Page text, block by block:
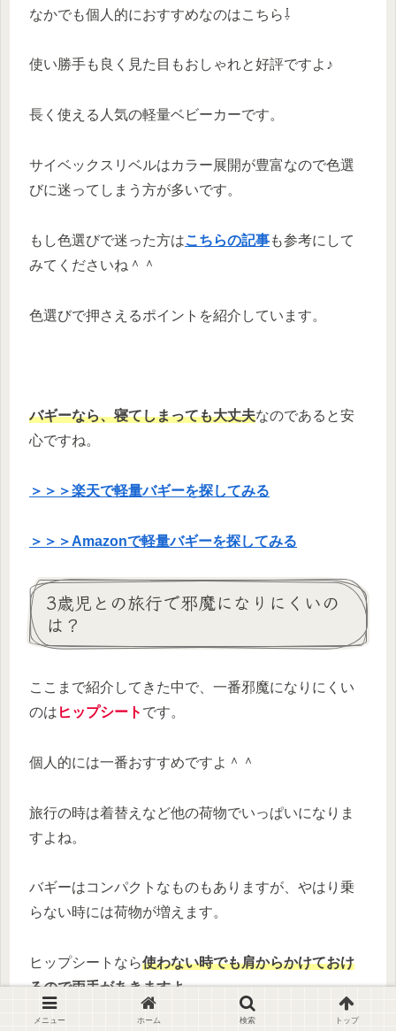
なかでも個人的におすすめなのはこちら⇩
使い勝手も良く見た目もおしゃれと好評ですよ♪
長く使える人気の軽量ベビーカーです。
サイベックスリベルはカラー展開が豊富なので色選
びに迷ってしまう方が多いです。
もし色選びで迷った方はこちらの記事も参考にして
みてくださいね＾＾
色選びで押さえるポイントを紹介しています。
バギーなら、寝てしまっても大丈夫なのであると安
心ですね。
＞＞＞楽天で軽量バギーを探してみる
＞＞＞Amazonで軽量バギーを探してみる
3歳児との旅行で邪魔になりにくいの
は？
ここまで紹介してきた中で、一番邪魔になりにくい
のは ヒップシート です。
個人的には一番おすすめですよ＾＾
旅行の時は着替えなど他の荷物でいっぱいになりま
すよね。
バギーはコンパクトなものもありますが、やはり乗
らない時には荷物が増えます。
ヒップシートなら使わない時でも肩からかけておけ
るので両手があきますよ。
メニュー ホーム 検索 トップ